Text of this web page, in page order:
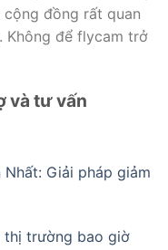
đồng rất quan
Không để flycam trở
và tư vấn
Giải pháp giảm
thị trường bao giờ